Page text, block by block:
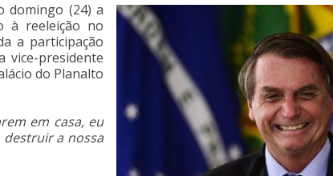
domingo (24) a
à reeleição no
a participação
vice-presidente
do Planalto
em casa, eu
a nossa